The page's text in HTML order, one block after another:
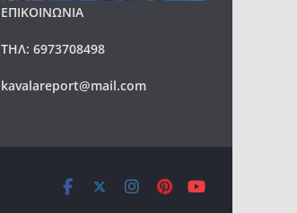
ΕΠΙΚΟΙΝΩΝΙΑ
ΤΗΛ: 6973708498
kavalareport@mail.com